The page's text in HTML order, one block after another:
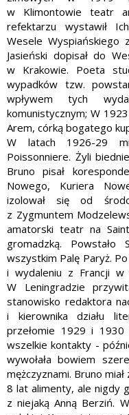
w Klimontowie teatr
refektarzu wystawił
Wesele Wyspiańskiego
Jasieński dopisał do
w Krakowie. Poeta
wypadków tzw.
wpływem tych
komunistycznym; W
Arem, córką bogatego
W latach 1926-29
Poissonniere. Żyli
Bruno pisał
Nowego, Kuriera
izolował się od
z Zygmuntem
amatorski teatr na
gromadzką.
wszystkim Palę Paryż.
i wydaleniu z Francji w
W Leningradzie
stanowisko redaktora
i kierownika działu
przełomie 1929 i
wszelkie kontakty -
wywołała bowiem
mężczyznami. Bruno
8 lat alimenty, ale nigdy
z niejaką Anną Berziń.